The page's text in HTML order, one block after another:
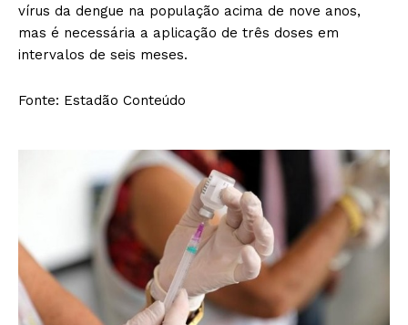
vírus da dengue na população acima de nove anos,
mas é necessária a aplicação de três doses em
intervalos de seis meses.
Fonte: Estadão Conteúdo